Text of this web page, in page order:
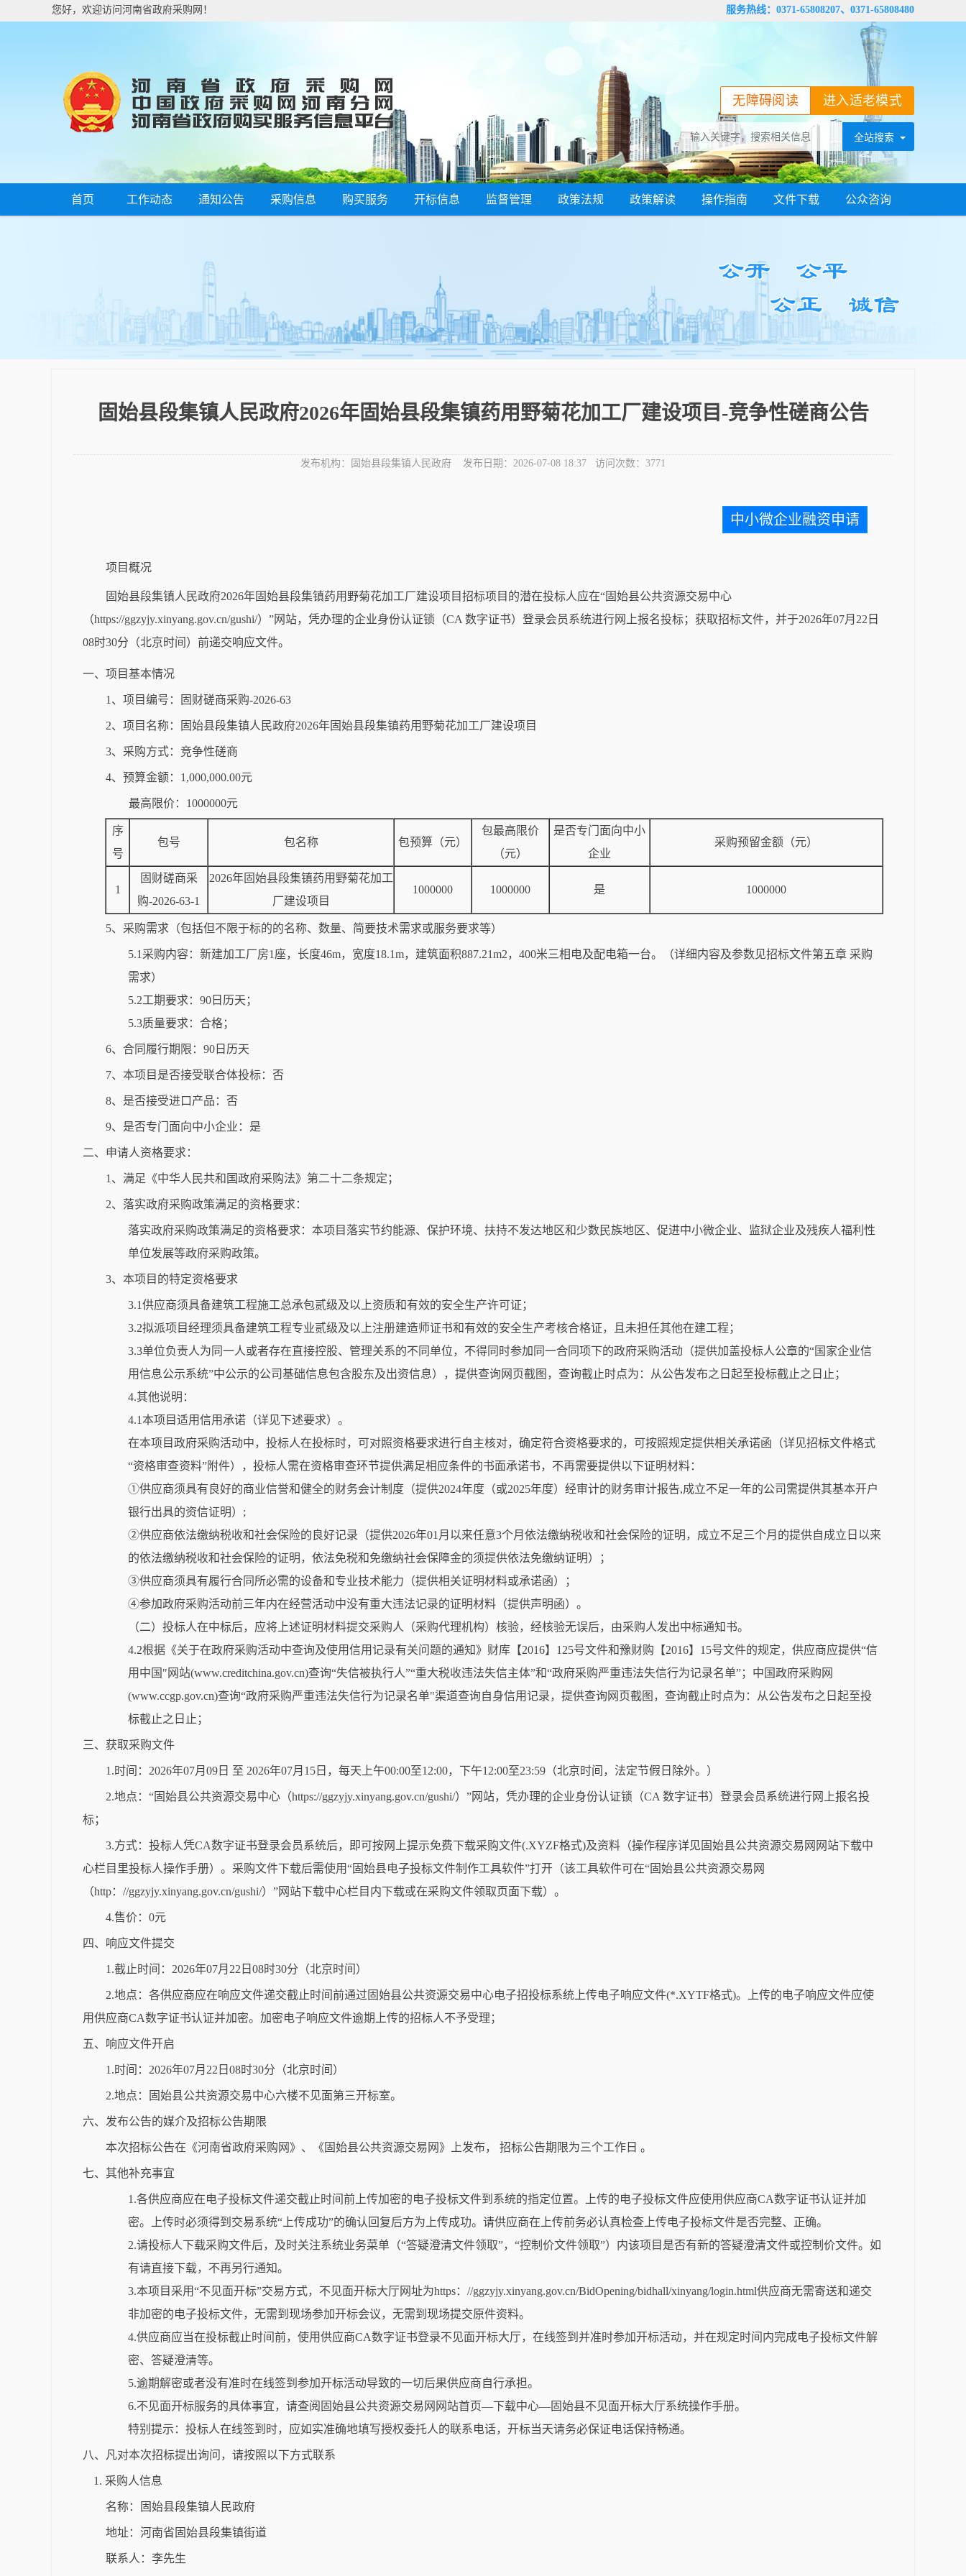
您好，欢迎访问河南省政府采购网！ 服务热线：0371-65808207、0371-65808480
进入适老模式
无障碍阅读
首页 工作动态 通知公告 采购信息 购买服务 开标信息 监督管理 政策法规 政策解读 操作指南 文件下载 公众咨询
固始县段集镇人民政府2026年固始县段集镇药用野菊花加工厂建设项目-竞争性磋商公告
发布机构： 固始县段集镇人民政府 发布日期： 2026-07-08 18:37 访问次数： 3771
中小微企业融资申请
项目概况
固始县段集镇人民政府2026年固始县段集镇药用野菊花加工厂建设项目招标项目的潜在投标人应在“固始县公共资源交易中心
（https://ggzyjy.xinyang.gov.cn/gushi/）”网站，凭办理的企业身份认证锁（CA 数字证书）登录会员系统进行网上报名投标； 获取招标文件，并于2026年07月22日
08时30分 （北京时间）前递交响应文件。
一、项目基本情况
1、项目编号：固财磋商采购-2026-63
2、项目名称：固始县段集镇人民政府2026年固始县段集镇药用野菊花加工厂建设项目
3、采购方式：竞争性磋商
4、预算金额：1,000,000.00元
最高限价：1000000元
序
号
包号 包名称 包预算（元）
包最高限价
（元）
是否专门面向中小
企业
采购预留金额（元）
1
固财磋商采
购-2026-63-1
2026年固始县段集镇药用野菊花加工
厂建设项目
1000000 1000000 是 1000000
5、采购需求（包括但不限于标的的名称、数量、简要技术需求或服务要求等）
5.1采购内容：新建加工厂房1座，长度46m，宽度18.1m，建筑面积887.21m2，400米三相电及配电箱一台。（详细内容及参数见招标文件第五章 采购
需求）
5.2工期要求：90日历天；
5.3质量要求：合格；
6、合同履行期限：90日历天
7、本项目是否接受联合体投标：否
8、是否接受进口产品：否
9、是否专门面向中小企业：是
二、申请人资格要求：
1、满足《中华人民共和国政府采购法》第二十二条规定；
2、落实政府采购政策满足的资格要求：
落实政府采购政策满足的资格要求：本项目落实节约能源、保护环境、扶持不发达地区和少数民族地区、促进中小微企业、监狱企业及残疾人福利性
单位发展等政府采购政策。
3、本项目的特定资格要求
3.1供应商须具备建筑工程施工总承包贰级及以上资质和有效的安全生产许可证；
3.2拟派项目经理须具备建筑工程专业贰级及以上注册建造师证书和有效的安全生产考核合格证，且未担任其他在建工程；
3.3单位负责人为同一人或者存在直接控股、管理关系的不同单位，不得同时参加同一合同项下的政府采购活动（提供加盖投标人公章的“国家企业信
用信息公示系统”中公示的公司基础信息包含股东及出资信息），提供查询网页截图，查询截止时点为：从公告发布之日起至投标截止之日止；
4.其他说明：
4.1本项目适用信用承诺（详见下述要求）。
在本项目政府采购活动中，投标人在投标时，可对照资格要求进行自主核对，确定符合资格要求的，可按照规定提供相关承诺函（详见招标文件格式
“资格审查资料”附件），投标人需在资格审查环节提供满足相应条件的书面承诺书，不再需要提供以下证明材料：
①供应商须具有良好的商业信誉和健全的财务会计制度（提供2024年度（或2025年度）经审计的财务审计报告,成立不足一年的公司需提供其基本开户
银行出具的资信证明）;
②供应商依法缴纳税收和社会保险的良好记录（提供2026年01月以来任意3个月依法缴纳税收和社会保险的证明，成立不足三个月的提供自成立日以来
的依法缴纳税收和社会保险的证明，依法免税和免缴纳社会保障金的须提供依法免缴纳证明）；
③供应商须具有履行合同所必需的设备和专业技术能力（提供相关证明材料或承诺函）；
④参加政府采购活动前三年内在经营活动中没有重大违法记录的证明材料（提供声明函）。
（二）投标人在中标后，应将上述证明材料提交采购人（采购代理机构）核验，经核验无误后，由采购人发出中标通知书。
4.2根据《关于在政府采购活动中查询及使用信用记录有关问题的通知》财库【2016】125号文件和豫财购【2016】15号文件的规定，供应商应提供“信
用中国"网站(www.creditchina.gov.cn)查询“失信被执行人”“重大税收违法失信主体”和“政府采购严重违法失信行为记录名单”；中国政府采购网
(www.ccgp.gov.cn)查询“政府采购严重违法失信行为记录名单"渠道查询自身信用记录，提供查询网页截图，查询截止时点为：从公告发布之日起至投
标截止之日止；
三、获取采购文件
1.时间：2026年07月09日 至 2026年07月15日，每天上午00:00至12:00，下午12:00至23:59（北京时间，法定节假日除外。）
2.地点：“固始县公共资源交易中心（https://ggzyjy.xinyang.gov.cn/gushi/）”网站，凭办理的企业身份认证锁（CA 数字证书）登录会员系统进行网上报名投
标；
3.方式：投标人凭CA数字证书登录会员系统后，即可按网上提示免费下载采购文件(.XYZF格式)及资料（操作程序详见固始县公共资源交易网网站下载中
心栏目里投标人操作手册）。采购文件下载后需使用“固始县电子投标文件制作工具软件”打开（该工具软件可在“固始县公共资源交易网
（http：//ggzyjy.xinyang.gov.cn/gushi/）”网站下载中心栏目内下载或在采购文件领取页面下载）。
4.售价：0元
四、响应文件提交
1.截止时间：2026年07月22日08时30分（北京时间）
2.地点：各供应商应在响应文件递交截止时间前通过固始县公共资源交易中心电子招投标系统上传电子响应文件(*.XYTF格式)。上传的电子响应文件应使
用供应商CA数字证书认证并加密。加密电子响应文件逾期上传的招标人不予受理；
五、响应文件开启
1.时间：2026年07月22日08时30分（北京时间）
2.地点：固始县公共资源交易中心六楼不见面第三开标室。
六、发布公告的媒介及招标公告期限
本次招标公告在《河南省政府采购网》、《固始县公共资源交易网》上发布， 招标公告期限为三个工作日 。
七、其他补充事宜
1.各供应商应在电子投标文件递交截止时间前上传加密的电子投标文件到系统的指定位置。上传的电子投标文件应使用供应商CA数字证书认证并加
密。上传时必须得到交易系统“上传成功”的确认回复后方为上传成功。请供应商在上传前务必认真检查上传电子投标文件是否完整、正确。
2.请投标人下载采购文件后，及时关注系统业务菜单（“答疑澄清文件领取”，“控制价文件领取”）内该项目是否有新的答疑澄清文件或控制价文件。如
有请直接下载，不再另行通知。
3.本项目采用“不见面开标”交易方式，不见面开标大厅网址为https：//ggzyjy.xinyang.gov.cn/BidOpening/bidhall/xinyang/login.html供应商无需寄送和递交
非加密的电子投标文件，无需到现场参加开标会议，无需到现场提交原件资料。
4.供应商应当在投标截止时间前，使用供应商CA数字证书登录不见面开标大厅，在线签到并准时参加开标活动，并在规定时间内完成电子投标文件解
密、答疑澄清等。
5.逾期解密或者没有准时在线签到参加开标活动导致的一切后果供应商自行承担。
6.不见面开标服务的具体事宜，请查阅固始县公共资源交易网网站首页—下载中心—固始县不见面开标大厅系统操作手册。
特别提示：投标人在线签到时，应如实准确地填写授权委托人的联系电话，开标当天请务必保证电话保持畅通。
八、凡对本次招标提出询问，请按照以下方式联系
1. 采购人信息
名称：固始县段集镇人民政府
地址：河南省固始县段集镇街道
联系人：李先生